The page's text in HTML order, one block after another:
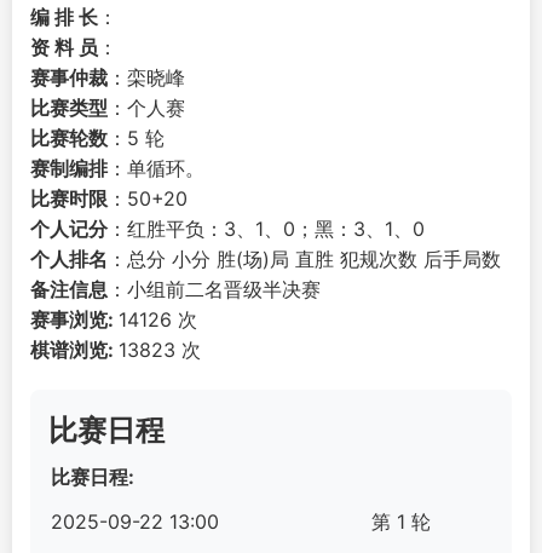
编 排 长 ：
资 料 员 ：
赛事仲裁 ：栾晓峰
比赛类型 ：个人赛
比赛轮数 ：5 轮
赛制编排：单循环。
比赛时限 ：50+20
个人记分：红胜平负：3、1、0；黑：3、1、0
个人排名 ：总分 小分 胜(场)局 直胜 犯规次数 后手局数
备注信息 ：小组前二名晋级半决赛
赛事浏览: 14126 次
棋谱浏览: 13823 次
比赛日程
比赛日程:
2025-09-22 13:00
第 1 轮